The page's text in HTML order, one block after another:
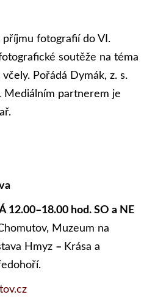
příjmu fotografií do VI.
soutěže na téma
Pořádá Dymák, z. s.
Mediálním partnerem je
12.00–18.00 hod. SO a NE
Muzeum na
Hmyz – Krása a